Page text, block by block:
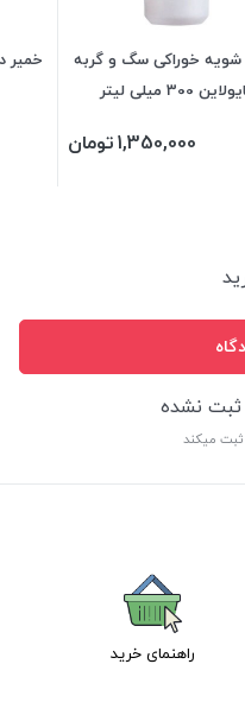
خوراکی سگ و گربه
300 میلی لیتر
1,350,000تومان
خمیر
ثبت نشده
ثبت میکند
راهنمای خرید